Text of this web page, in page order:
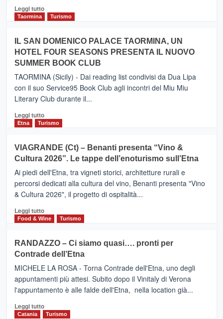
e
Zanzibar
da
Neos
Leggi tuttoLeggi
PIEDIMONTE
ETNEO
–
Meta
turistica
privilegiata
secondo
dati
di
Anche
la
Alcantara
nei
primi
nella
classifica
Taormina Turismo
IL SAN DOMENICO PALACE TAORMINA, UN
HOTEL FOUR SEASONS PRESENTA IL NUOVO
SUMMER BOOK CLUB
TAORMINA (Sicily) - Dai reading list condivisi da Dua Lipa
con il suo Service95 Book Club agli incontri del Miu Miu
Literary Club durante il...
Leggi tuttoLeggi
di
IL
SAN
DOMENICO
PALACE
TAORMINA,
UN
HOTEL
FOUR
IL
NUOVO
SUMMER
CLUB
Etna Turismo
VIAGRANDE (Ct) – Benanti presenta “Vino &
Cultura 2026”. Le tappe dell’enoturismo sull’Etna
Ai piedi dell'Etna, tra vigneti storici, architetture rurali e
percorsi dedicati alla cultura del vino, Benanti presenta "Vino
& Cultura 2026", il progetto di ospitalità...
Leggi tuttoLeggi
di
VIAGRANDE
(Ct)
–
Benanti
presenta
“Vino
&
Cultura
Food & Wine Turismo
RANDAZZO – Ci siamo quasi…. pronti per
Contrade dell’Etna
MICHELE LA ROSA - Torna Contrade dell'Etna, uno degli
appuntamenti più attesi. Subito dopo il Vinitaly di Verona
l'appuntamento è alle falde dell'Etna, nella location già...
Leggi tuttoLeggi
di
Catania Turismo